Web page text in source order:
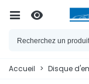
Accueil > Disque